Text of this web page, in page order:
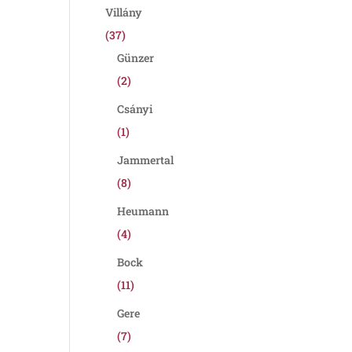
Villány
(37)
Günzer
(2)
Csányi
(1)
Jammertal
(8)
Heumann
(4)
Bock
(11)
Gere
(7)